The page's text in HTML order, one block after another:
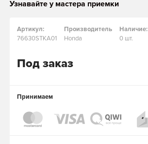
Узнавайте у мастера приемки
Артикул:
76630STKA01
Производитель
Honda
Наличие:
0 шт.
Под заказ
Принимаем